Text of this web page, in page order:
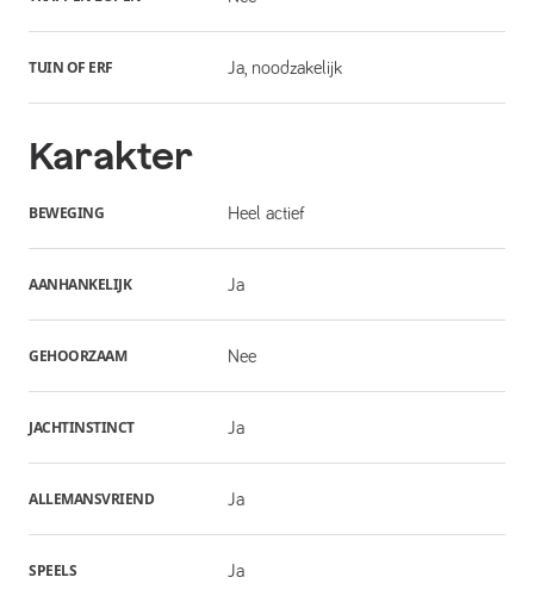
TUIN OF ERF Ja, noodzakelijk
Karakter
BEWEGING Heel actief
AANHANKELIJK Ja
GEHOORZAAM Nee
JACHTINSTINCT Ja
ALLEMANSVRIEND Ja
SPEELS Ja